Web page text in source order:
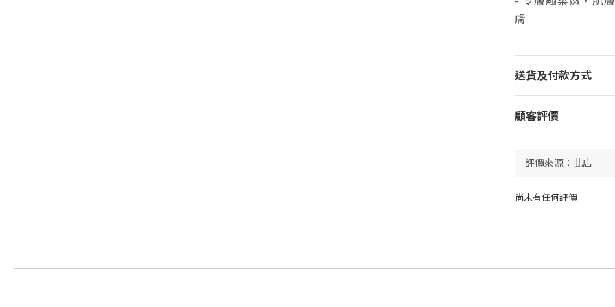
膚
送貨及付款方式
顧客評價
尚未有任何評價